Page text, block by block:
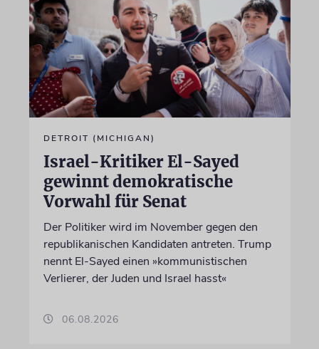
DETROIT (MICHIGAN)
Israel-Kritiker El-Sayed
gewinnt demokratische
Vorwahl für Senat
Der Politiker wird im November gegen den
republikanischen Kandidaten antreten. Trump
nennt El-Sayed einen »kommunistischen
Verlierer, der Juden und Israel hasst«
06.08.2026